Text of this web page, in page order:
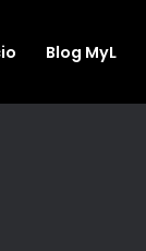
Blog MyL